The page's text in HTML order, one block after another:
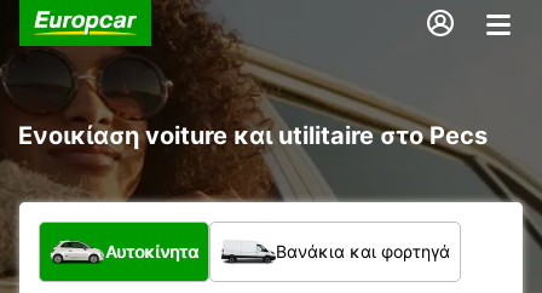
Ενοικίαση voiture και utilitaire στο Pecs
Τι τύπος οχήματος;
Αυτοκίνητα Βανάκια και φορτηγά